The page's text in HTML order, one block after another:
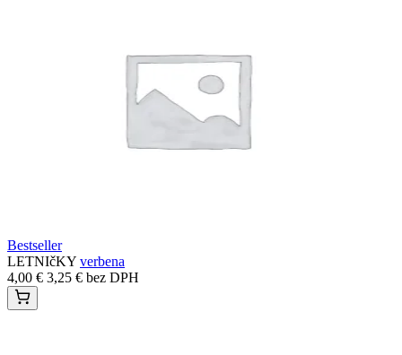
Bestseller
LETNIčKY verbena
4,00 € 3,25 € bez DPH